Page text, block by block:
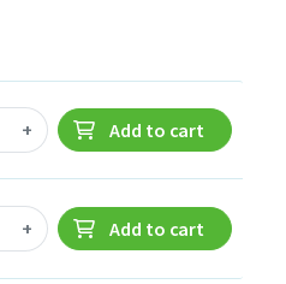
+ Add to cart
+ Add to cart